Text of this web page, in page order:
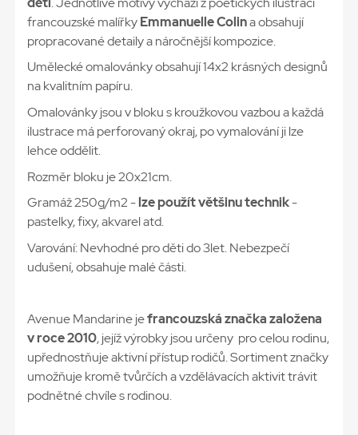
francouzské malířkyEmmanuelle Colina obsahují
propracované detaily a náročnější kompozice.
Umělecké omalovánky obsahují 14x2 krásných designů
na kvalitním papíru.
Omalovánky jsou v bloku s kroužkovou vazbou a každá
ilustrace má perforovaný okraj, po vymalování ji lze
lehce oddělit.
Rozměr bloku je 20x21cm.
Gramáž 250g/m2 -lze použít většinu technik-
pastelky, fixy, akvarel atd.
Varování: Nevhodné pro děti do 3let. Nebezpečí
udušení, obsahuje malé části.
Avenue Mandarine jefrancouzská značka založena
v roce 2010, jejíž výrobky jsou určeny pro celou rodinu,
upřednostňuje aktivní přístup rodičů. Sortiment značky
umožňuje kromě tvůrčích a vzdělávacích aktivit trávit
podnětné chvíle s rodinou.